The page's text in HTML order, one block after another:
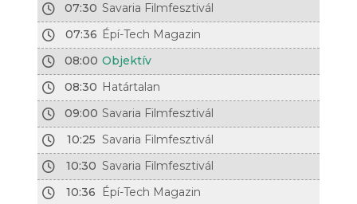
07:30 Savaria Filmfesztivál
07:36 Épí-Tech Magazin
08:00 Objektív
08:30 Határtalan
09:00 Savaria Filmfesztivál
10:25 Savaria Filmfesztivál
10:30 Savaria Filmfesztivál
10:36
Épí-Tech Magazin